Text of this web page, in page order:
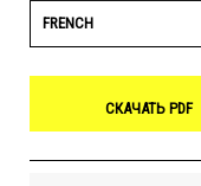
FRENCH
СКАЧАТЬ PDF